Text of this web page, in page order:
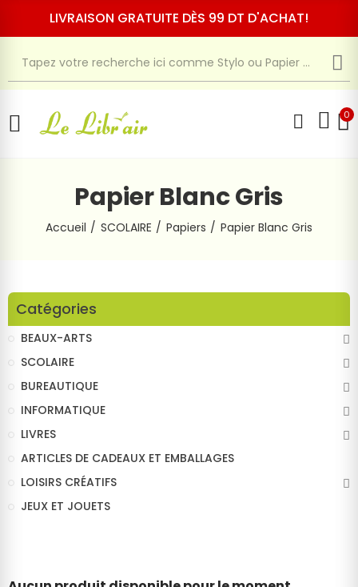
LIVRAISON GRATUITE DÈS 99 DT D'ACHAT!
0
Papier Blanc Gris
Accueil SCOLAIRE Papiers Papier Blanc Gris
Catégories
BEAUX-ARTS
SCOLAIRE
BUREAUTIQUE
INFORMATIQUE
LIVRES
ARTICLES DE CADEAUX ET EMBALLAGES
LOISIRS CRÉATIFS
JEUX ET JOUETS